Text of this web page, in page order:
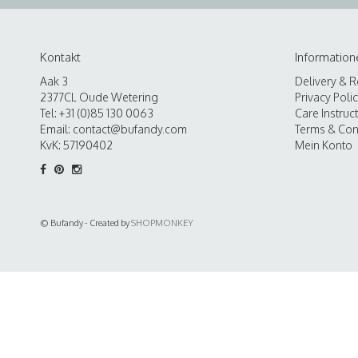
Kontakt
Aak 3
2377CL Oude Wetering
Tel: +31 (0)85 130 0063
Email: contact@bufandy.com
KvK: 57190402
Delivery &
Privacy
Care
Terms &
Mein Konto
© Bufandy - Created bySHOPMONKEY